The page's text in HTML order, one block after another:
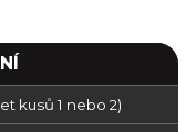
kusů 1 nebo 2)